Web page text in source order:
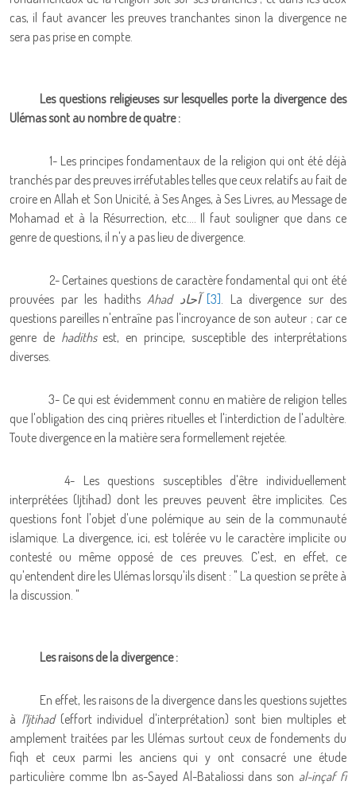
cas, il faut avancer les preuves tranchantes sinon la divergence ne
sera pas prise en compte.
Les questions religieuses sur lesquelles porte la divergence des
Ulémas sont au nombre de quatre :
1- Les principes fondamentaux de la religion qui ont été déjà
tranchés par des preuves irréfutables telles que ceux relatifs au fait de
croire en Allah et Son Unicité, à Ses Anges, à Ses Livres, au Message de
Mohamad et à la Résurrection, etc…. Il faut souligner que dans ce
genre de questions, il n'y a pas lieu de divergence.
2- Certaines questions de caractère fondamental qui ont été
prouvées par les hadiths Ahadآحاد [3]. La divergence sur des
questions pareilles n'entraîne pas l'incroyance de son auteur ; car ce
genre de hadithsest, en principe, susceptible des interprétations
diverses.
3- Ce qui est évidemment connu en matière de religion telles
que l'obligation des cinq prières rituelles et l'interdiction de l'adultère.
Toute divergence en la matière sera formellement rejetée.
4- Les questions susceptibles d'être individuellement
interprétées (Ijtihad) dont les preuves peuvent être implicites. Ces
questions font l'objet d'une polémique au sein de la communauté
islamique. La divergence, ici, est tolérée vu le caractère implicite ou
contesté ou même opposé de ces preuves. C'est, en effet, ce
qu'entendent dire les Ulémas lorsqu'ils disent : " La question se prête à
la discussion. "
Les raisons de la divergence :
En effet, les raisons de la divergence dans les questions sujettes
à l'Ijtihad(effort individuel d'interprétation) sont bien multiples et
amplement traitées par les Ulémas surtout ceux de fondements du
fiqh et ceux parmi les anciens qui y ont consacré une étude
particulière comme Ibn as-Sayed Al-Bataliossi dans son al-inçaf fi